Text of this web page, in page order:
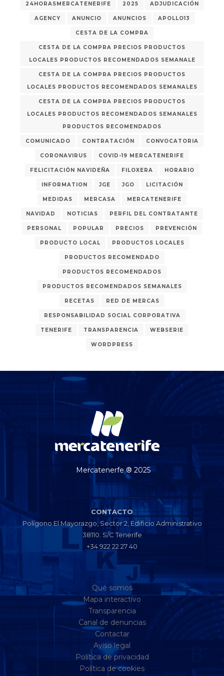
24HORASMERCATENERIFE 2025 ADJUDICACIÓN
AGENCY ANUNCIO ANUNCIOS APOLLO13
CESTA DE LA COMPRA
CESTA DE LA COMPRA PRECIOS PRODUCTOS
LOCALES PRODUCTOS RECOMENDADOS SEMANALE
CESTA DE LA COMPRA PRECIOS PRODUCTOS
LOCALES PRODUCTOS RECOMENDADOS SEMANALES
CESTA DE LA COMPRA PRECIOS PRODUCTOS
LOCALES PRODUCTOS RECOMENDADOS SEMANALES
PRODUCTOS RECOMENDADOS
COMUNICADO CONTRATACIÓN CONVOCATORIA
CORONAVIRUS COVID-19 MERCATENERIFE
FELICITACIÓN NAVIDEÑA FILOXERA HORARIO
INFORMATION JGE JGO LICITACIÓN
MEDIDAS MERCASA MERCATENERIFE
NAVIDAD NOTICIAS PERFIL DEL CONTRATANTE
PERSONAL POPULAR PRECIOS PREVENCIÓN
PRODUCTO LOCAL PRODUCTOS LOCALES
PRODUCTOS RECOMENDADO
PRODUCTOS RECOMENDADOS
PRODUCTOS RECOMENDADOS SEMANALES
RECETAS RED DE MERCAS
RESPONSABILIDAD SOCIAL CORPORATIVA
TENERIFE TRANSPARENCIA WEBSERIE
WORDPRESS
Mercatenerfe ® 2025
CONTACTO
Polígono El Mayorazgo, Sector 2, Edificio Administrativo
38110. S/C Tenerife
+34 922 22 27 40
Qué somos
Mapa interactivo
Transparencia
Canal de denuncias
Contactar
Aviso legal
Política de privacidad
Política de cookies